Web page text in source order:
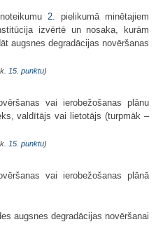
2.
pielikumā minētajiem
izvērtē un nosaka, kurām
augsnes degradācijas novēršanas
15. punktu)
vai ierobežošanas plānu
valdītājs vai lietotājs (turpmāk –
15. punktu)
vai ierobežošanas plānā
augsnes degradācijas novēršanai